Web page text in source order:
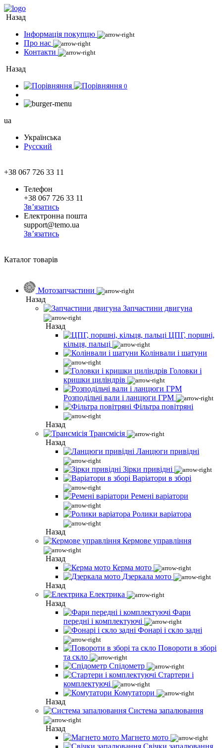
Назад
Інформація покупцю
Про нас
Контакти
Назад
0
ua
Українська
Русский
+38 067 726 33 11
Телефон
+38 067 726 33 11
Зв’язатись
Електронна пошта
support@temo.ua
Зв’язатись
Каталог товарів
Мотозапчастини
Назад
Запчастини двигуна
Назад
ЦПГ, поршні,
кільця, пальці
Колінвали і шатуни
Головки і
кришки циліндрів
Розподільчі вали і ланцюги ГРМ
Фільтра повітряні
Назад
Трансмісія
Назад
Ланцюги привідні
Зірки привідні
Варіатори в зборі
Ремені варіатори
Ролики варіатора
Назад
Кермове управління
Назад
Керма мото
Дзеркала мото
Назад
Електрика
Назад
Фари
передні і комплектуючі
Фонарі і скло задні
Повороти в зборі
та скло
Спідометр
Стартери і
комплектуючі
Комутатори
Назад
Система запалювання
Назад
Магнето мото
Свічки запалювання